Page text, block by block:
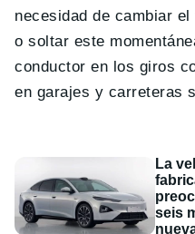
necesidad de cambiar
o soltar este
conductor en los giros
en garajes y carreteras
La
seis